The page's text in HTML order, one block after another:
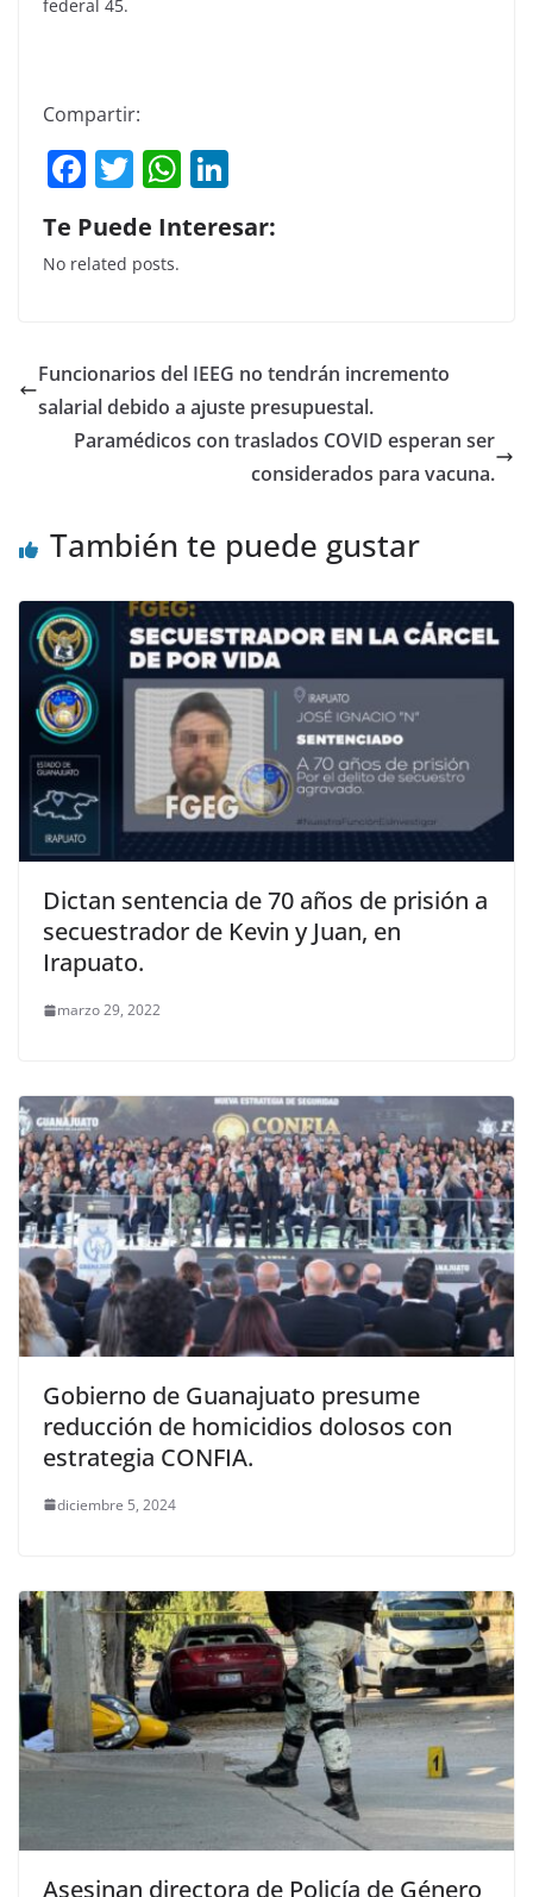
federal 45.
Compartir:
F
a
c
e
o
o
k
T
w
itt
er
W
h
at
p
p
k
n
Te Puede Interesar:
No related posts.
Funcionarios del IEEG no tendrán incremento
salarial debido a ajuste presupuestal.
Paramédicos con traslados COVID esperan ser
considerados para vacuna.
También te puede gustar
Dictan sentencia de 70 años de prisión a
secuestrador de Kevin y Juan, en
Irapuato.
marzo 29, 2022
Gobierno de Guanajuato presume
reducción de homicidios dolosos con
estrategia CONFIA.
diciembre 5, 2024
Asesinan directora de Policía de Género